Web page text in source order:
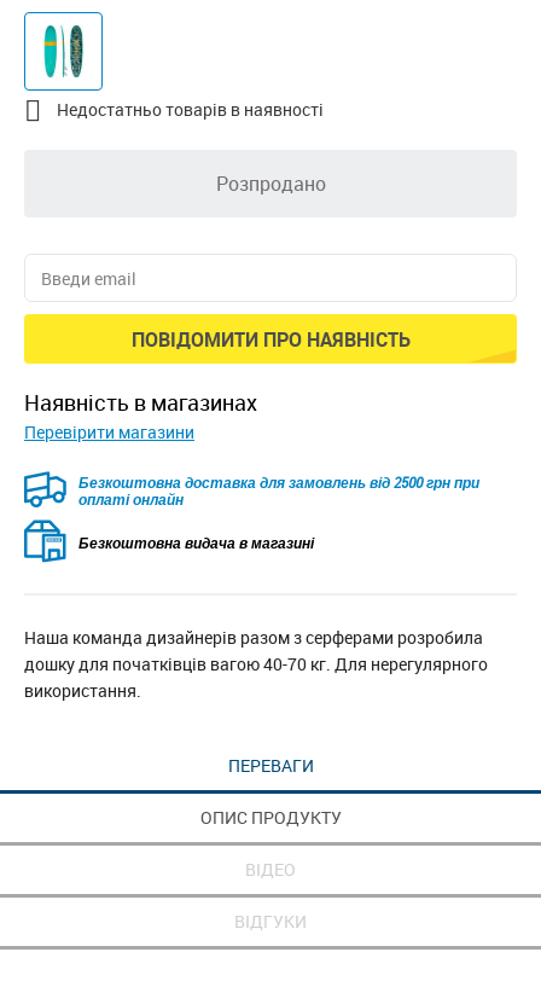
 Недостатньо товарів в наявності
Розпродано
ПОВІДОМИТИ ПРО НАЯВНІСТЬ
наявність в магазинах
Перевірити магазини
Безкоштовна доставка для замовлень від 2500 грн при
оплаті онлайн
Безкоштовна видача в магазині
Наша команда дизайнерів разом з серферами розробила
дошку для початківців вагою 40-70 кг. Для нерегулярного
використання.
ПЕРЕВАГИ
ОПИС ПРОДУКТУ
ВІДЕО
ВІДГУКИ